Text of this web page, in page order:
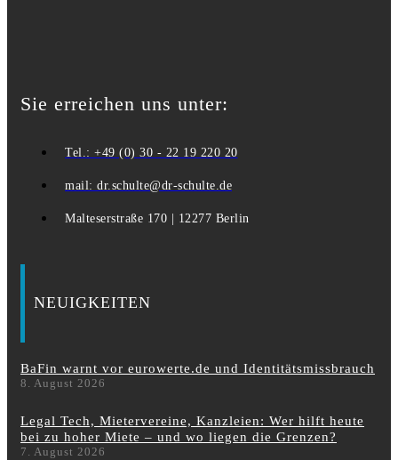
Sie erreichen uns unter:
Tel.: +49 (0) 30 - 22 19 220 20
mail: dr.schulte@dr-schulte.de
Malteserstraße 170 | 12277 Berlin
NEUIGKEITEN
BaFin warnt vor eurowerte.de und Identitätsmissbrauch
8. August 2026
Legal Tech, Mietervereine, Kanzleien: Wer hilft heute
bei zu hoher Miete – und wo liegen die Grenzen?
7. August 2026